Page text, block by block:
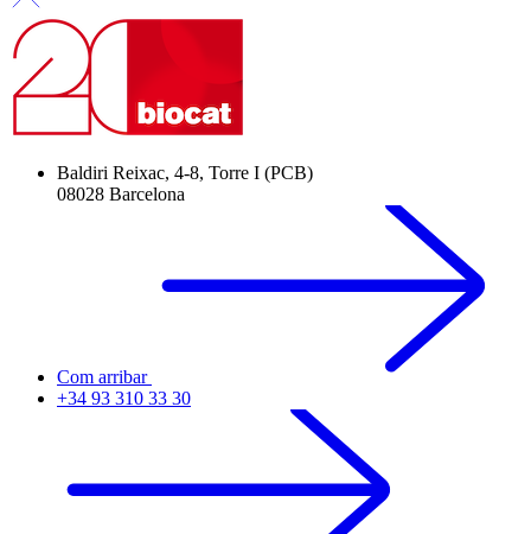
Baldiri Reixac, 4-8, Torre I (PCB)
08028 Barcelona
Com arribar
+34 93 310 33 30